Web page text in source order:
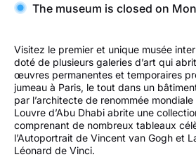
The museum is closed on
Visitez le premier et unique musée
doté de plusieurs galeries d’art qui
œuvres permanentes et temporaires
jumeau à Paris, le tout dans un
par l’architecte de renommée
Louvre d’Abu Dhabi abrite une
comprenant de nombreux tableaux
l’Autoportrait de Vincent van Gogh et
Léonard de Vinci.